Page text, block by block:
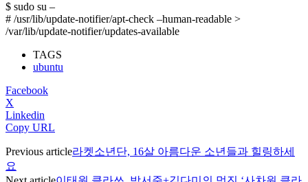
$ sudo su –
# /usr/lib/update-notifier/apt-check –human-readable >
/var/lib/update-notifier/updates-available
TAGS
ubuntu
Facebook
X
Linkedin
Copy URL
Previous article라켓소년단, 16살 아름다운 소년들과 힐링하세
요